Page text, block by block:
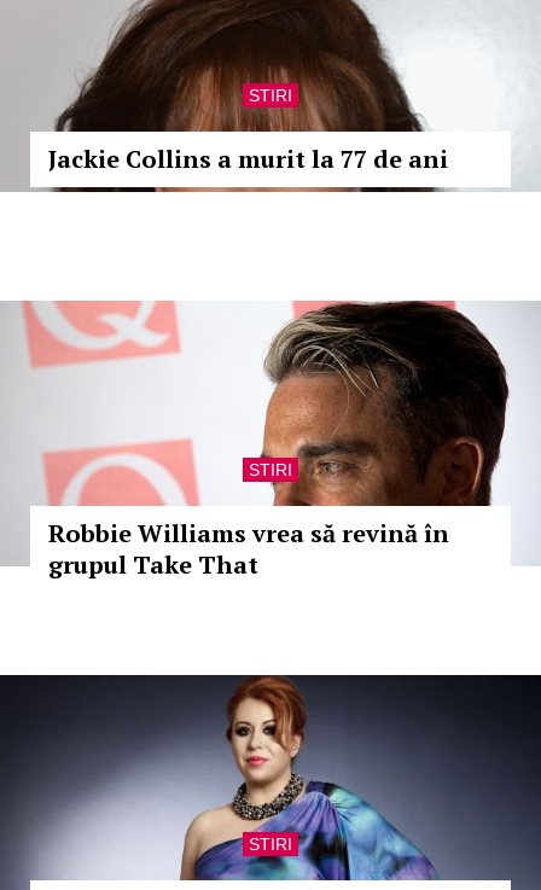
STIRI
Jackie Collins a murit la 77 de ani
STIRI
Robbie Williams vrea să revină în
grupul Take That
STIRI